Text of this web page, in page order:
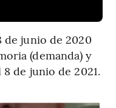
de junio de 2020
(demanda) y
de junio de 2021.